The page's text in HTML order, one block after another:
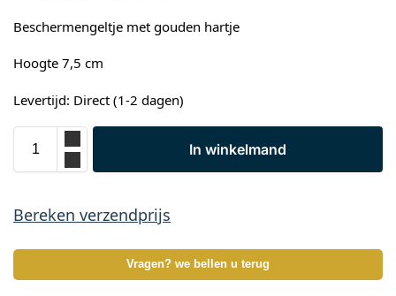
Beschermengeltje met gouden hartje
Hoogte 7,5 cm
Levertijd: Direct (1-2 dagen)
In winkelmand
Bereken verzendprijs
Vragen? we bellen u terug